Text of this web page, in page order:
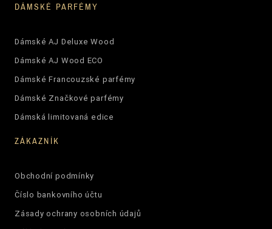
DÁMSKÉ PARFÉMY
Dámské AJ Deluxe Wood
Dámské AJ Wood ECO
Dámské Francouzské parfémy
Dámské Značkové parfémy
Dámská limitovaná edice
ZÁKAZNÍK
Obchodní podmínky
Číslo bankovního účtu
Zásady ochrany osobních údajů